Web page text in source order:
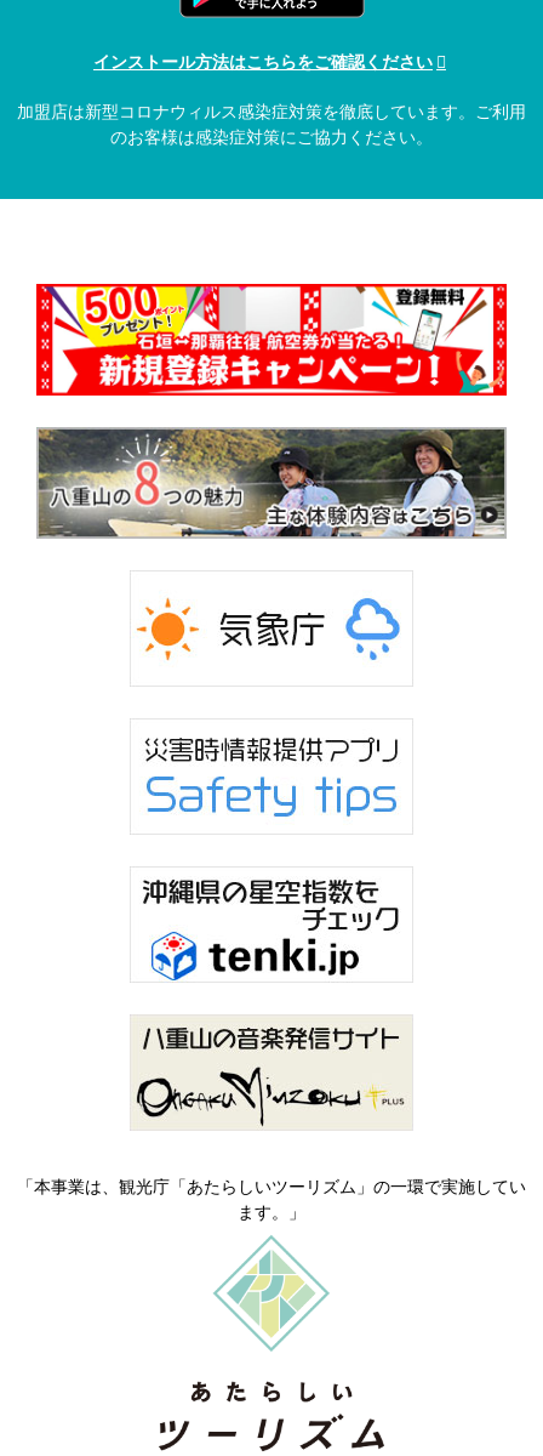
インストール方法はこちらをご確認ください
加盟店は新型コロナウィルス感染症対策を徹底しています。ご利用
のお客様は感染症対策にご協力ください。
「本事業は、観光庁「あたらしいツーリズム」の一環で実施してい
ます。」